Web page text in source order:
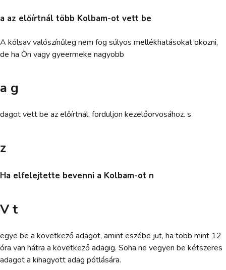
a az előírtnál több Kolbam-ot vett be
A kólsav valószínűleg nem fog súlyos mellékhatásokat okozni,
de ha Ön vagy gyeermeke nagyobb
a g
dagot vett be az előírtnál, forduljon kezelőorvosához. s
z
Ha elfelejtette bevenni a Kolbam-ot n
V t
egye be a következő adagot, amint eszébe jut, ha több mint 12
óra van hátra a következő adagig. Soha ne vegyen be kétszeres
adagot a kihagyott adag pótlására.